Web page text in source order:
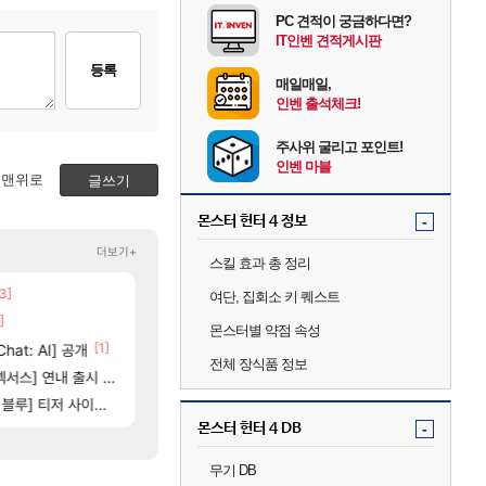
등록
글쓰기
맨위로
ㄷㄷ
분포 [121]
메이플 신호등 2인 40%글 존나 긁히네 씨발
벨가르딘 맛본 시점 민심 췤
에이전트 신캐인데 너무 약한거 아님?
로아 보상 공지 나온거 10추 하니 올리자 [80]
더보기+
AI] 공개 [1]
] 연내 출시 예정
저 사이트 오픈
비스트 챕터별 길찾기/지도 공략 (1 ~ 12장)
해외겜 스위치2판 ‘몬헌 와일즈’, 30~40fps 목표
테스트 때는 로비에 온라인 기능이 있는데
PV 비스트 오브 리인카네이션 오픈 트레일러
PC 견적이 궁금하다면?
IT인벤 견적게시판
매일매일,
인벤 출석체크!
주사위 굴리고 포인트!
인벤 마블
몬스터 헌터 4 정보 -
스킬 효과 총 정리
여단, 집회소 키 퀘스트
몬스터별 약점 속성
전체 장식품 정보
몬스터 헌터 4 DB -
무기 DB